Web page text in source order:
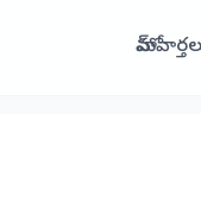
హోమ్